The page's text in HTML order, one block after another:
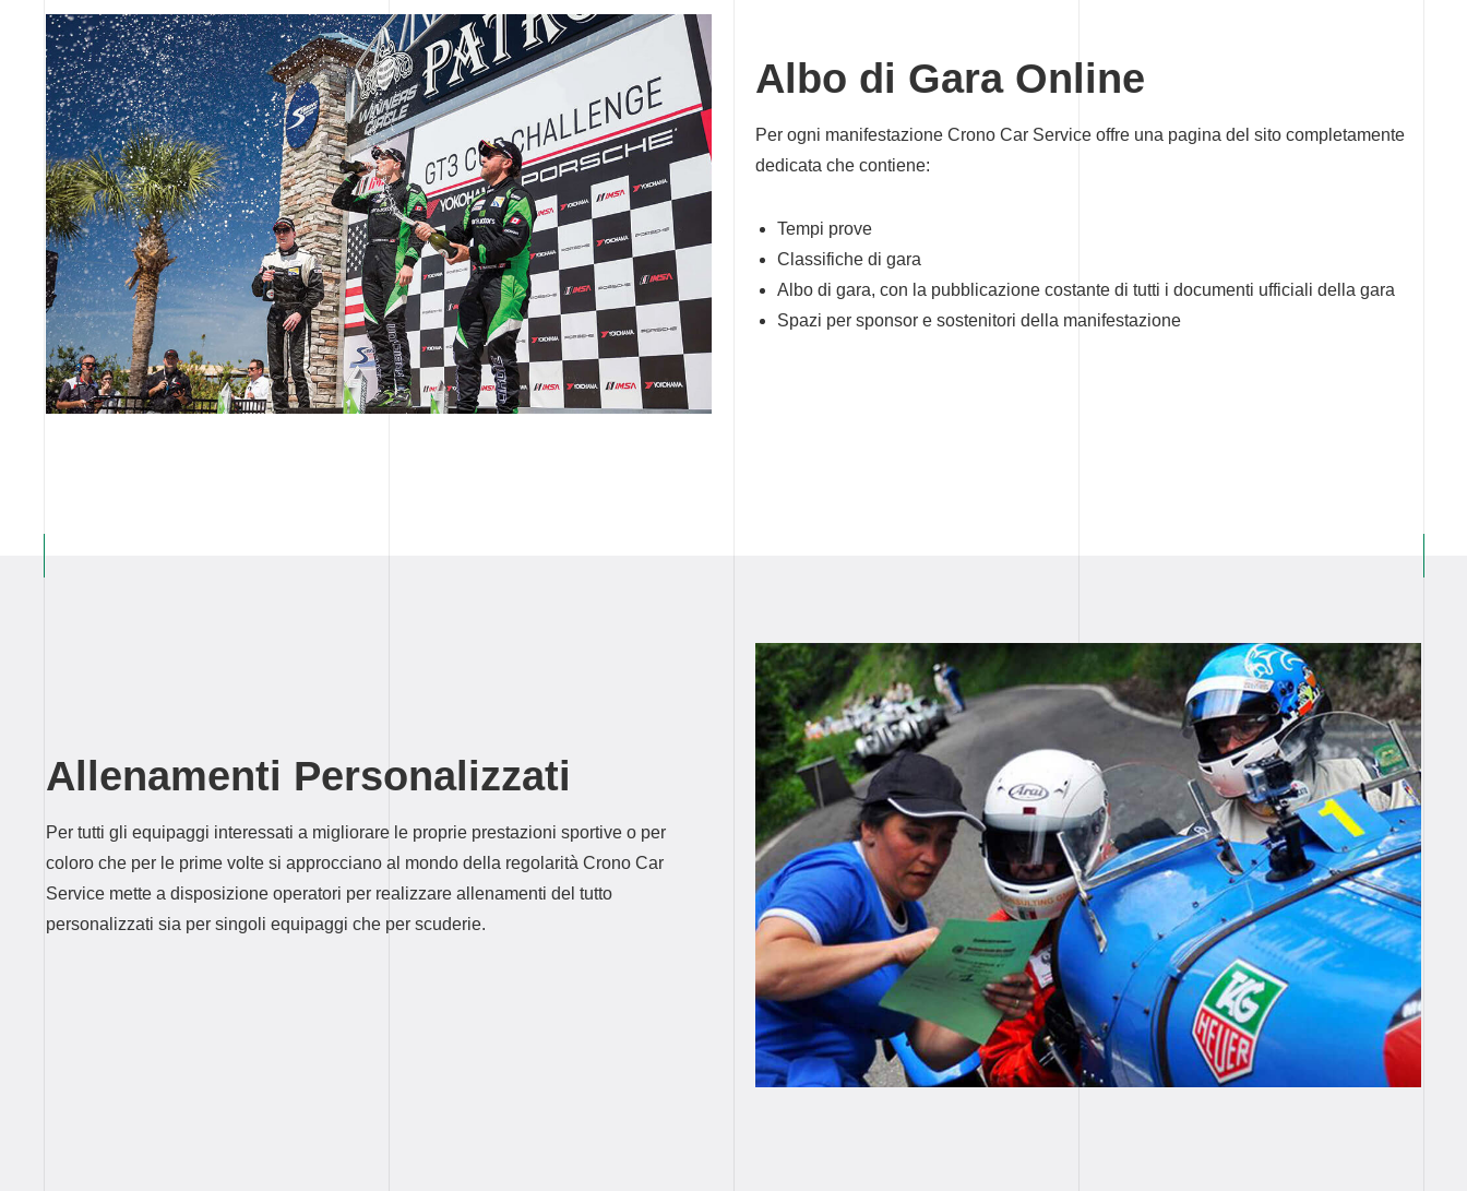
Albo di Gara Online
Per ogni manifestazione Crono Car Service offre una pagina del sito completamente
dedicata che contiene:
Tempi prove
Classifiche di gara
Albo di gara, con la pubblicazione costante di tutti i documenti ufficiali della gara
Spazi per sponsor e sostenitori della manifestazione
Allenamenti Personalizzati
Per tutti gli equipaggi interessati a migliorare le proprie prestazioni sportive o per
coloro che per le prime volte si approcciano al mondo della regolarità Crono Car
Service mette a disposizione operatori per realizzare allenamenti del tutto
personalizzati sia per singoli equipaggi che per scuderie.